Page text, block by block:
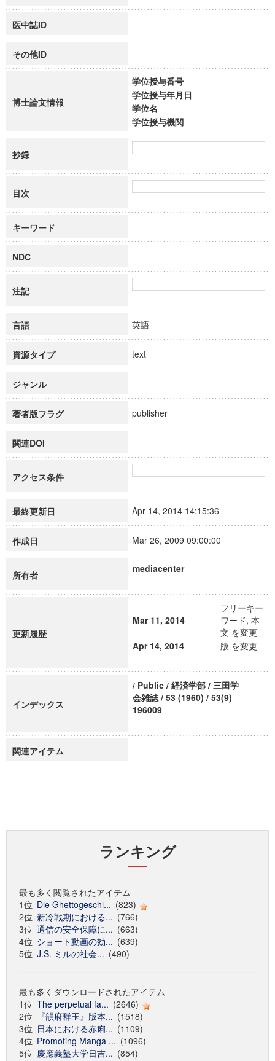
医中誌ID
その他ID
博士論文情報
学位授与番号
学位授与年月日
学位名
学位授与機関
抄録
目次
キーワード
NDC
注記
言語 英語
資源タイプ text
ジャンル
著者版フラグ publisher
関連DOI
アクセス条件
最終更新日 Apr 14, 2014 14:15:36
作成日 Mar 26, 2009 09:00:00
所有者
mediacenter
更新履歴
Mar 11, 2014
フリーキー
ワード, 本
文 を変更
Apr 14, 2014
版 を変更
インデックス
/ Public / 経済学部 / 三田学
会雑誌 / 53 (1960) / 53(9)
196009
関連アイテム
ランキング
最も多く閲覧されたアイテム
1位 Die Ghettogeschi... (823)
2位 新冷戦期における... (766)
3位 通信の安全保障に... (663)
4位 ショート動画の効... (639)
5位 J.S. ミルの社会... (490)
最も多くダウンロードされたアイテム
1位 The perpetual fa... (2646)
2位
『韻府群玉』版本... (1518)
3位 日本における赤痢... (1109)
4位 Promoting Manga ... (1096)
5位 慶應義塾大学日吉... (854)